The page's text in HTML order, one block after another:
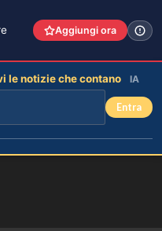
Aggiungi ora
le notizie che contano IA
Entra